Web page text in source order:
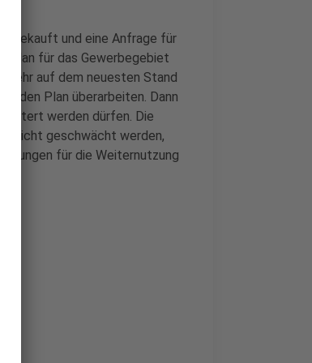
gekauft und eine Anfrage für
für das Gewerbegebiet
auf dem neuesten Stand
den Plan überarbeiten. Dann
werden dürfen. Die
nicht geschwächt werden,
für die Weiternutzung